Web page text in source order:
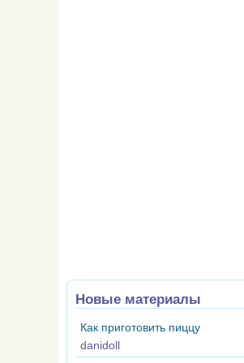
Новые материалы
Как приготовить пиццу
danidoll